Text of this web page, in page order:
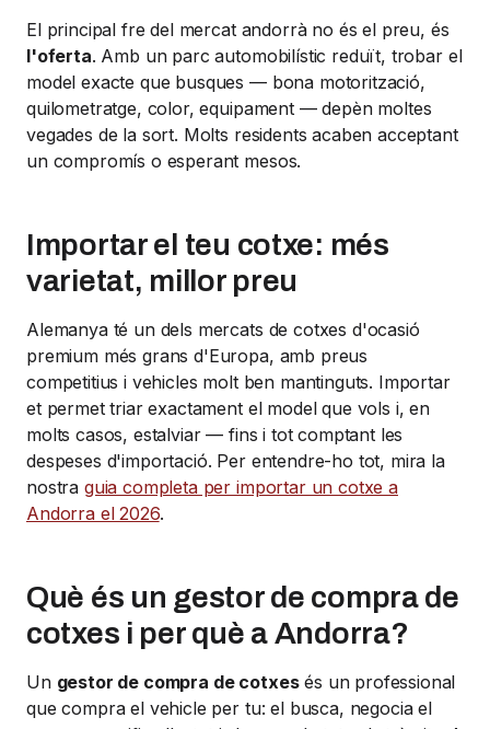
El principal fre del mercat andorrà no és el preu, és
l'oferta. Amb un parc automobilístic reduït, trobar el
model exacte que busques — bona motorització,
quilometratge, color, equipament — depèn moltes
vegades de la sort. Molts residents acaben acceptant
un compromís o esperant mesos.
Importar el teu cotxe: més
varietat, millor preu
Alemanya té un dels mercats de cotxes d'ocasió
premium més grans d'Europa, amb preus
competitius i vehicles molt ben mantinguts. Importar
et permet triar exactament el model que vols i, en
molts casos, estalviar — fins i tot comptant les
despeses d'importació. Per entendre-ho tot, mira la
nostra guia completa per importar un cotxe a
Andorra el 2026.
Què és un gestor de compra de
cotxes i per què a Andorra?
Un gestor de compra de cotxesés un professional
que compra el vehicle per tu: el busca, negocia el